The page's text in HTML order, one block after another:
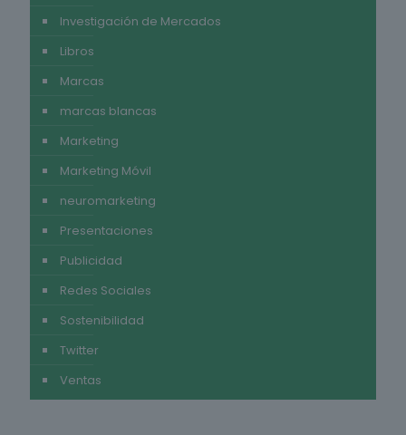
Investigación de Mercados
Libros
Marcas
marcas blancas
Marketing
Marketing Móvil
neuromarketing
Presentaciones
Publicidad
Redes Sociales
Sostenibilidad
Twitter
Ventas